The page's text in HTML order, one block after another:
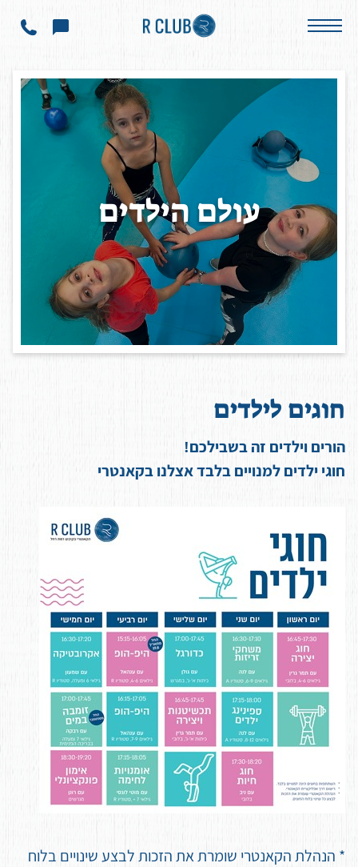
עולםהילדים
חוגים לילדים
הורים וילדים זה בשבילכם!
חוגי ילדים למנויים בלבד אצלנו בקאנטרי
* הנהלת הקאנטרי שומרת את הזכות לבצע שינויים בלוח